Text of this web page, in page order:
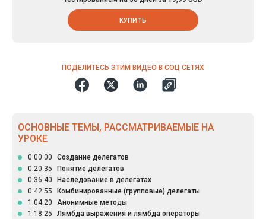
ПОДЕЛИТЕСЬ ЭТИМ ВИДЕО В СОЦ СЕТЯХ
КУПИТЬ
ОСНОВНЫЕ ТЕМЫ, РАССМАТРИВАЕМЫЕ НА
УРОКЕ
0:00:00
Создание делегатов
0:20:35
Понятие делегатов
0:36:40
Наследование в делегатах
0:42:55
Комбинированные (групповые) делегаты
1:04:20
Анонимные методы
1:18:25
Лямбда выражения и лямбда операторы